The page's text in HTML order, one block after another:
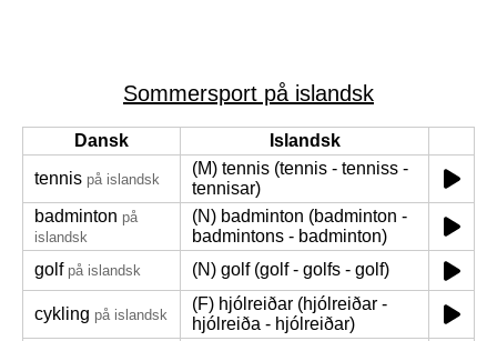
Sommersport på islandsk
Dansk
Islandsk
tennis på islandsk
(M) tennis (tennis - tenniss -
tennisar)
badminton på
islandsk
(N) badminton (badminton -
badmintons - badminton)
golf på islandsk (N) golf (golf - golfs - golf)
cykling på islandsk
(F) hjólreiðar (hjólreiðar -
hjólreiða - hjólreiðar)